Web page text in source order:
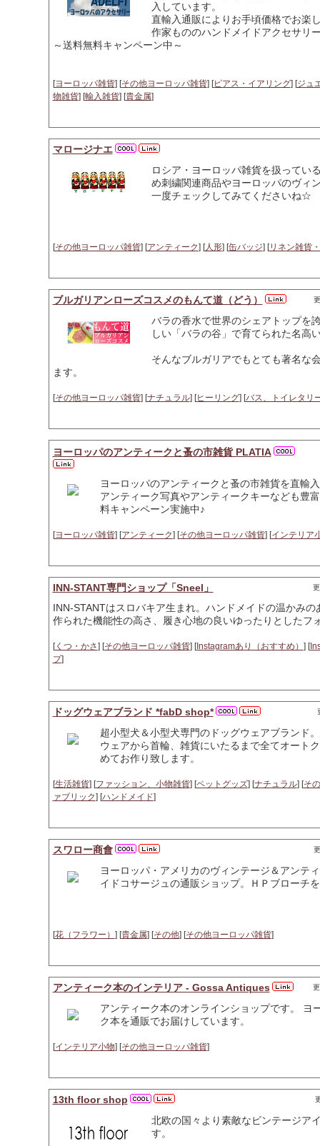
入しています。
直輸入通販によりお手頃価格でお楽
作家もののハンドメイドアクセサリ
～送料無料キャンペーン中～
[ヨーロッパ雑貨] [その他ヨーロッパ雑貨] [ピアス・イアリング] [ジュ
物雑貨] [輸入雑貨] [貴金属]
マロージナエ
ロシア・ヨーロッパ雑貨を扱ってい
め刺繍関連商品やヨーロッパのヴィ
一度チェックしてみてくださいね☆
[その他ヨーロッパ雑貨] [アンティーク] [人形] [缶バッジ] [リネン雑貨
ブルガリアンローズコスメのもんて道（どう）
バラの香水で世界のシェアトップを
しい「バラの谷」で育てられた名高
そんなブルガリアでもとても著名な
ます。
[その他ヨーロッパ雑貨] [ナチュラル] [ヒーリング] [バス、トイレタリ
ヨーロッパのアンティークと蚤の市雑貨 PLATIA
ヨーロッパのアンティークと蚤の市雑貨を直輸
アンティーク写真やアンティークキーなども豊
料キャンペーン実施中♪
[ヨーロッパ雑貨] [アンティーク] [その他ヨーロッパ雑貨] [インテリア
INN-STANT専門ショップ「Sneel」
INN-STANTはスロバキア生まれ。ハンドメイドの温かみ
作られた機能性の高さ、履き心地の良いゆったりとしたフ
[くつ・かさ] [その他ヨーロッパ雑貨] [Instagramあり（おすすめ） ] [
プ]
ドッグウェアブランド *fabD shop*
超小型犬＆小型犬専門のドッグウェアブランド。
ウェアから首輪、雑貨にいたるまで全てオート
めてお作り致します。
[生活雑貨] [ファッション、小物雑貨] [ペットグッズ] [ナチュラル] [そ
ァブリック] [ハンドメイド]
スワロー商會
ヨーロッパ・アメリカのヴィンテージ＆アンテ
イドコサージュの通販ショップ。ＨＰブローチ
[花（フラワー） ] [貴金属] [その他] [その他ヨーロッパ雑貨]
アンティーク本のインテリア - Gossa Antiques
アンティーク本のオンラインショップです。 ヨ
ク本を通販でお届けしています。
[インテリア小物] [その他ヨーロッパ雑貨]
13th floor shop
北欧の国々より素敵なビンテージア
す。